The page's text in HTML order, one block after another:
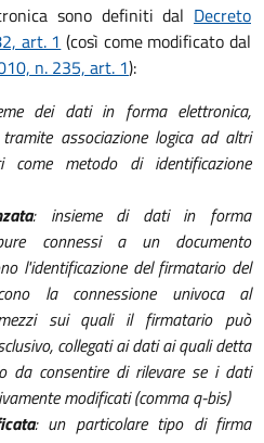
sono definiti dal Decreto
art. 1 (così come modificato dal
n. 235, art. 1):
dei dati in forma elettronica,
associazione logica ad altri
come metodo di identificazione
: insieme di dati in forma
connessi a un documento
l'identificazione del firmatario del
la connessione univoca al
sui quali il firmatario può
collegati ai dati ai quali detta
da consentire di rilevare se i dati
modificati (comma q-bis)
: un particolare tipo di firma